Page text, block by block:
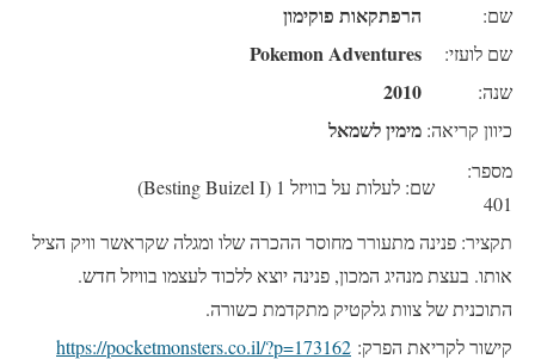
שם: הרפתקאות פוקימון
שם לועזי: Pokemon Adventures
שנה: 2010
כיוון קריאה: מימין לשמאל
מספר:
401
שם: לעלות על בוויזל 1 (Besting Buizel I)
תקציר: פנינה מתעורר מחוסר ההכרה שלו ומגלה שקראשר וויק הציל
אותו. בעצת מנהיג המכון, פנינה יוצא ללכוד לעצמו בוויזל חדש.
התוכנית של צוות גלקטיק מתקדמת כשורה.
קישור לקריאת הפרק: https://pocketmonsters.co.il/?p=173162